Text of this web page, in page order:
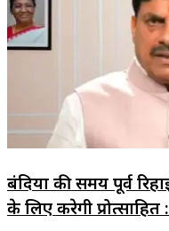
बंदियों की समय पूर्व
के लिए करेगी प्रोत्साहित